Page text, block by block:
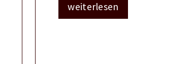
weiterlesen